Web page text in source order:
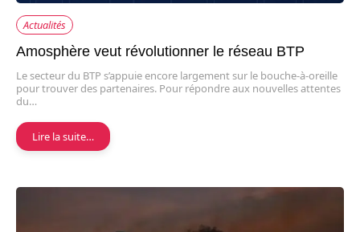
Actualités
Amosphère veut révolutionner le réseau BTP
Le secteur du BTP s’appuie encore largement sur le bouche-à-oreille
pour trouver des partenaires. Pour répondre aux nouvelles attentes
du…
Lire la suite…